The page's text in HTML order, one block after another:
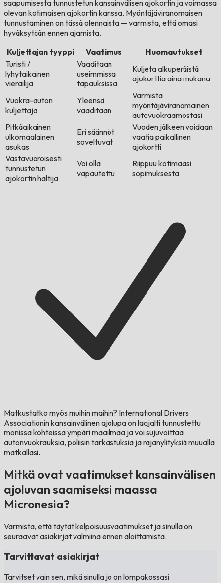
saapumisesta tunnustetun kansainvälisen ajokortin ja voimassa
olevan kotimaisen ajokortin kanssa. Myöntäjäviranomaisen
tunnustaminen on tässä olennaista — varmista, että omasi
hyväksytään ennen ajamista.
Kuljettajan tyyppi
Vaatimus
Huomautukset
Turisti /
lyhytaikainen
vierailija
Vaaditaan
useimmissa
tapauksissa
Kuljeta alkuperäistä
ajokorttia aina mukana
Vuokra-auton
kuljettaja
Yleensä
vaaditaan
Varmista
myöntäjäviranomainen
autovuokraamostasi
Pitkäaikainen
ulkomaalainen
asukas
Eri säännöt
soveltuvat
Vuoden jälkeen voidaan
vaatia paikallinen
ajokortti
Vastavuoroisesti
tunnustetun
ajokortin haltija
Voi olla
vapautettu
Riippuu kotimaasi
sopimuksesta
Matkustatko myös muihin maihin? International Drivers
Associationin kansainvälinen ajolupa on laajalti tunnustettu
monissa kohteissa ympäri maailmaa ja voi sujuvoittaa
autonvuokrauksia, poliisin tarkastuksia ja rajanylityksiä muualla
matkallasi.
Mitkä ovat vaatimukset kansainvälisen
ajoluvan saamiseksi maassa
Micronesia?
Varmista, että täytät kelpoisuusvaatimukset ja sinulla on
seuraavat asiakirjat valmiina ennen aloittamista.
Tarvittavat asiakirjat
Tarvitset vain sen, mikä sinulla jo on lompakossasi